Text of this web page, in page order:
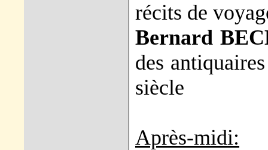
récits de
Bernard
des
siècle
Après-midi: